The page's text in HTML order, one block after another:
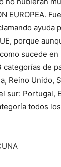
EUROPEA.
ayuda
porque
sucede en
de
Reino Unido,
sur: Portugal,
todos